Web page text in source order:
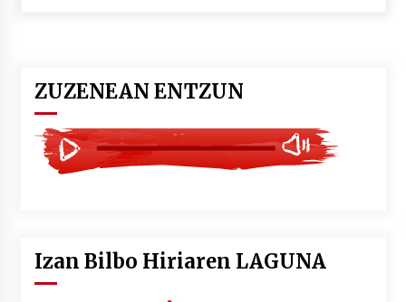
Larunbatean Plentziako Itsas Martxa ospatuko
da
2026/07/07
2026/07/07
ZUZENEAN ENTZUN
Izan Bilbo Hiriaren LAGUNA